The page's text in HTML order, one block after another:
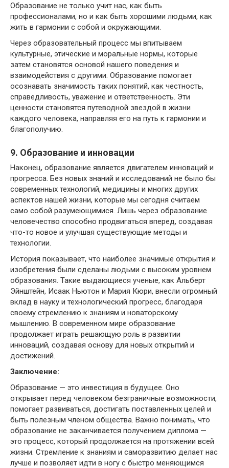
Образование не только учит нас, как быть
профессионалами, но и как быть хорошими людьми, как
жить в гармонии с собой и окружающими.
Через образовательный процесс мы впитываем
культурные, этические и моральные нормы, которые
затем становятся основой нашего поведения и
взаимодействия с другими. Образование помогает
осознавать значимость таких понятий, как честность,
справедливость, уважение и ответственность. Эти
ценности становятся путеводной звездой в жизни
каждого человека, направляя его на путь к гармонии и
благополучию.
9. Образование и инновации
Наконец, образование является двигателем инноваций и
прогресса. Без новых знаний и исследований не было бы
современных технологий, медицины и многих других
аспектов нашей жизни, которые мы сегодня считаем
само собой разумеющимися. Лишь через образование
человечество способно продвигаться вперед, создавая
что-то новое и улучшая существующие методы и
технологии.
История показывает, что наиболее значимые открытия и
изобретения были сделаны людьми с высоким уровнем
образования. Такие выдающиеся ученые, как Альберт
Эйнштейн, Исаак Ньютон и Мария Кюри, внесли огромный
вклад в науку и технологический прогресс, благодаря
своему стремлению к знаниям и новаторскому
мышлению. В современном мире образование
продолжает играть решающую роль в развитии
инноваций, создавая основу для новых открытий и
достижений.
Заключение:
Образование — это инвестиция в будущее. Оно
открывает перед человеком безграничные возможности,
помогает развиваться, достигать поставленных целей и
быть полезным членом общества. Важно понимать, что
образование не заканчивается получением диплома —
это процесс, который продолжается на протяжении всей
жизни. Стремление к знаниям и саморазвитию делает нас
лучше и позволяет идти в ногу с быстро меняющимся